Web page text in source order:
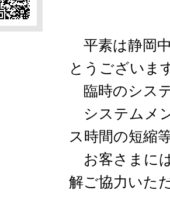
平素は静岡
とうございま
臨時のシス
システムメ
ス時間の短縮
お客さまに
解ご協力いた